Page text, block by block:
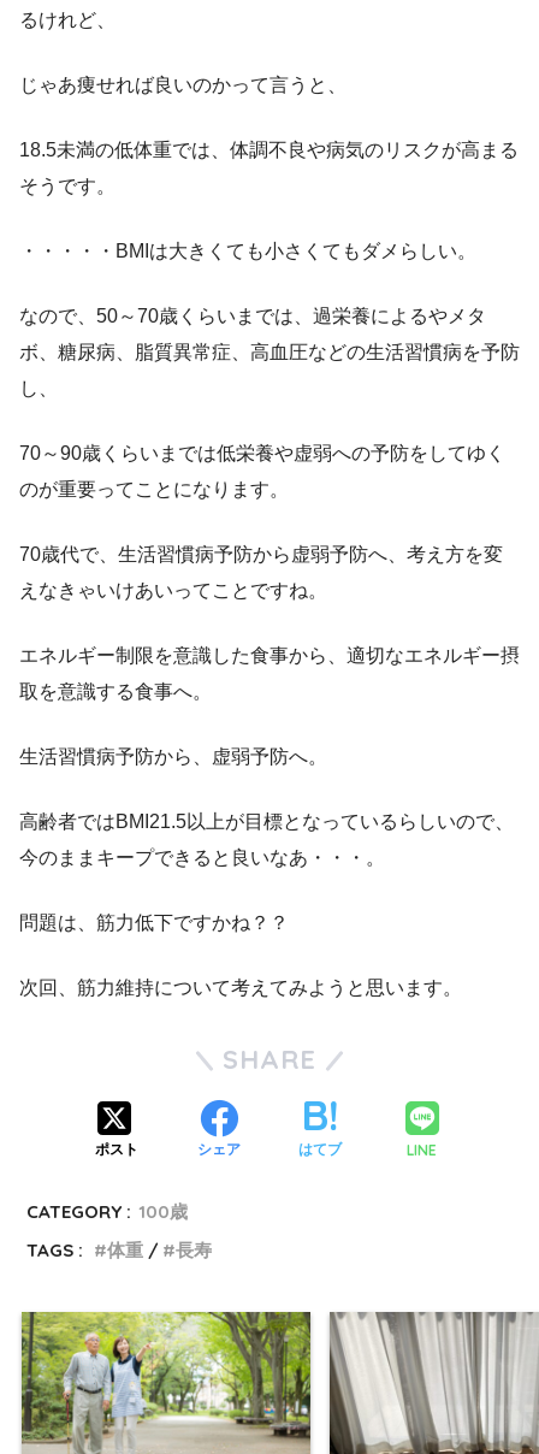
るけれど、
じゃあ痩せれば良いのかって言うと、
18.5未満の低体重では、体調不良や病気のリスクが高まる
そうです。
・・・・・BMIは大きくても小さくてもダメらしい。
なので、50～70歳くらいまでは、過栄養によるやメタ
ボ、糖尿病、脂質異常症、高血圧などの生活習慣病を予防
し、
70～90歳くらいまでは低栄養や虚弱への予防をしてゆく
のが重要ってことになります。
70歳代で、生活習慣病予防から虚弱予防へ、考え方を変
えなきゃいけあいってことですね。
エネルギー制限を意識した食事から、適切なエネルギー摂
取を意識する食事へ。
生活習慣病予防から、虚弱予防へ。
高齢者ではBMI21.5以上が目標となっているらしいので、
今のままキープできると良いなあ・・・。
問題は、筋力低下ですかね？？
次回、筋力維持について考えてみようと思います。
SHARE
ポスト シェア はてブ LINE
CATEGORY : 100歳
TAGS :
体重 長寿